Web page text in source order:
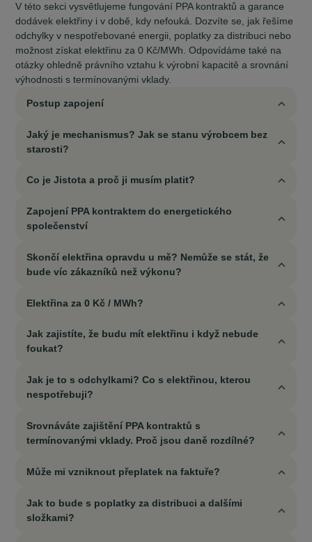
V této sekci vysvětlujeme fungování PPA kontraktů a garance
dodávek elektřiny i v době, kdy nefouká. Dozvíte se, jak řešíme
odchylky v nespotřebované energii, poplatky za distribuci nebo
možnost získat elektřinu za 0 Kč/MWh. Odpovídáme také na
otázky ohledně právního vztahu k výrobní kapacitě a srovnání
výhodnosti s termínovanými vklady.
Postup zapojení
Jaký je mechanismus? Jak se stanu výrobcem bez
starosti?
Co je Jistota a proč ji musím platit?
Zapojení PPA kontraktem do energetického
společenství
Skončí elektřina opravdu u mě? Nemůže se stát, že
bude víc zákazníků než výkonu?
Elektřina za 0 Kč / MWh?
Jak zajistíte, že budu mít elektřinu i když nebude
foukat?
Jak je to s odchylkami? Co s elektřinou, kterou
nespotřebuji?
Srovnáváte zajištění PPA kontraktů s
termínovanými vklady. Proč jsou daně rozdílné?
Může mi vzniknout přeplatek na faktuře?
Jak to bude s poplatky za distribuci a dalšími
složkami?